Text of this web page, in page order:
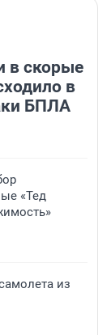
в скорые
в
БПЛА
«Тед
из